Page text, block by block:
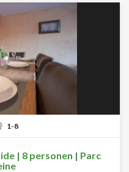
1-8
| 8 personen | Parc